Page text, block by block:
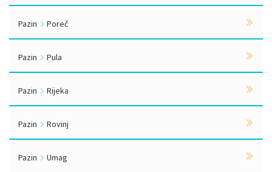
Pazin Poreč
Pazin Pula
Pazin Rijeka
Pazin Rovinj
Pazin Umag